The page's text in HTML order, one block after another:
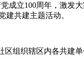
成立100周年，激发
建共建主题活动。
区组织辖区内各共建